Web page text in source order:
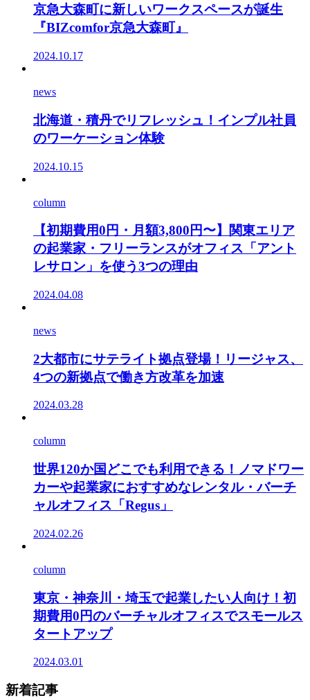
京急大森町に新しいワークスペースが誕生
『BIZcomfor京急大森町』
2024.10.17
news
北海道・積丹でリフレッシュ！インプル社員
のワーケーション体験
2024.10.15
column
【初期費用0円・月額3,800円〜】関東エリア
の起業家・フリーランスがオフィス「アント
レサロン」を使う3つの理由
2024.04.08
news
2大都市にサテライト拠点登場！リージャス、
4つの新拠点で働き方改革を加速
2024.03.28
column
世界120か国どこでも利用できる！ノマドワー
カーや起業家におすすめなレンタル・バーチ
ャルオフィス「Regus」
2024.02.26
column
東京・神奈川・埼玉で起業したい人向け！初
期費用0円のバーチャルオフィスでスモールス
タートアップ
2024.03.01
新着記事